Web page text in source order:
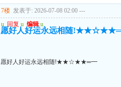
7楼 发表于: 2026-07-08 02:00 ---
u 回复 u 编辑 u
愿好人好运永远相随
愿好人好运永远相随!★★☆★★═━